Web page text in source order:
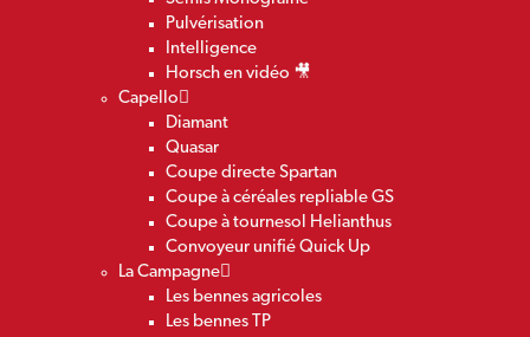
Pulvérisation
Intelligence
Horsch en vidéo 🎥
Capello
Diamant
Quasar
Coupe directe Spartan
Coupe à céréales repliable GS
Coupe à tournesol Helianthus
Convoyeur unifié Quick Up
La Campagne
Les bennes agricoles
Les bennes TP